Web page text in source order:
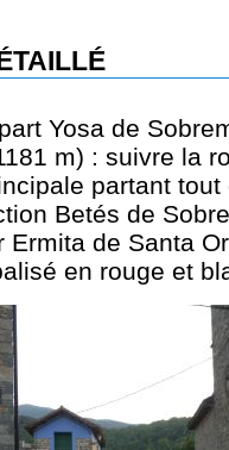
Yosa de
m) : suivre la
partant tout
Betés de
Ermita de Santa
en rouge et